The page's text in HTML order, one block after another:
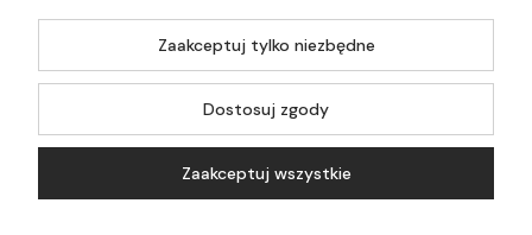
©2026 Wszelkie Prawa Zastrzeżone | 499.pl - najlepszy sklep z
Zaakceptuj tylko niezbędne
Dostosuj zgody
Zaakceptuj wszystkie